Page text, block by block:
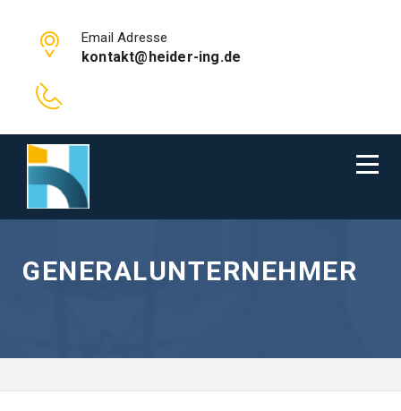
Email Adresse
kontakt@heider-ing.de
GENERALUNTERNEHMER